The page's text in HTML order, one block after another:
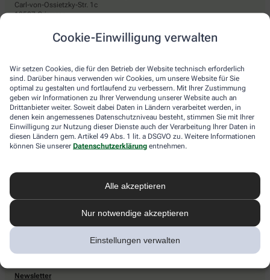
Cookie-Einwilligung verwalten
Wir setzen Cookies, die für den Betrieb der Website technisch erforderlich
sind. Darüber hinaus verwenden wir Cookies, um unsere Website für Sie
optimal zu gestalten und fortlaufend zu verbessern. Mit Ihrer Zustimmung
geben wir Informationen zu Ihrer Verwendung unserer Website auch an
Drittanbieter weiter. Soweit dabei Daten in Ländern verarbeitet werden, in
denen kein angemessenes Datenschutzniveau besteht, stimmen Sie mit Ihrer
Einwilligung zur Nutzung dieser Dienste auch der Verarbeitung Ihrer Daten in
diesen Ländern gem. Artikel 49 Abs. 1 lit. a DSGVO zu. Weitere Informationen
können Sie unserer Datenschutzerklärung entnehmen.
Alle akzeptieren
Nur notwendige akzeptieren
Einstellungen verwalten
Carl-von-Ossietzky-Str. 1c
18507 Grimmen
Sie haben Fragen?
Kontaktieren Sie uns direkt.
Zahlarten
Bar oder mit einer anderen akzeptierten Zahlungsart Ihrer Apotheke vor Ort.
Abholung in der Apotheke
Botendienstlieferung
apotheke.com Informationen
Newsletter